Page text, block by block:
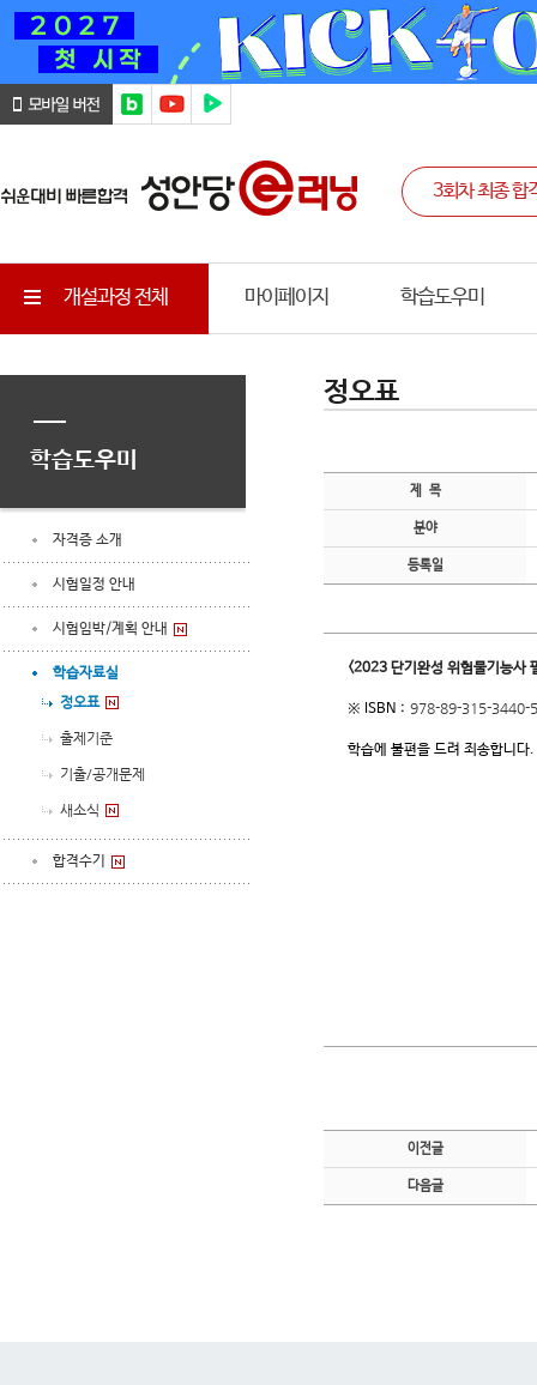
개설과정 전체 마이페이지 학습도우미
학습도우미
자격증 소개
시험일정 안내
시험임박/계획 안내
학습자료실
정오표
출제기준
기출/공개문제
새소식
합격수기
정오표
제 목
분야
등록일
<2023 단기완성 위험물기능사
※ ISBN : 978-89-315-3440-5
학습에 불편을 드려 죄송합니다.
이전글
다음글